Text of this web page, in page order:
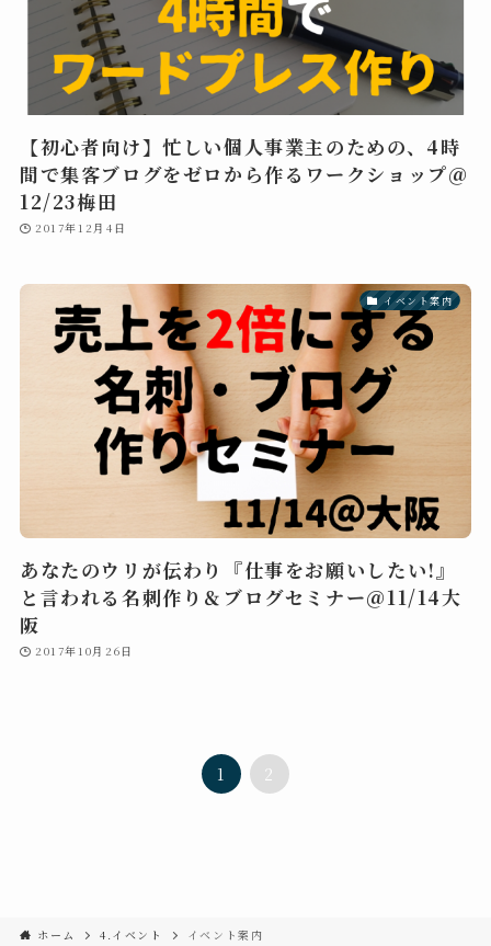
【初心者向け】忙しい個人事業主のための、4時
間で集客ブログをゼロから作るワークショップ＠
12/23梅田
2017年12月4日
イベント案内
あなたのウリが伝わり『仕事をお願いしたい!』
と言われる名刺作り＆ブログセミナー＠11/14大
阪
2017年10月26日
1 2
ホーム 4.イベント イベント案内